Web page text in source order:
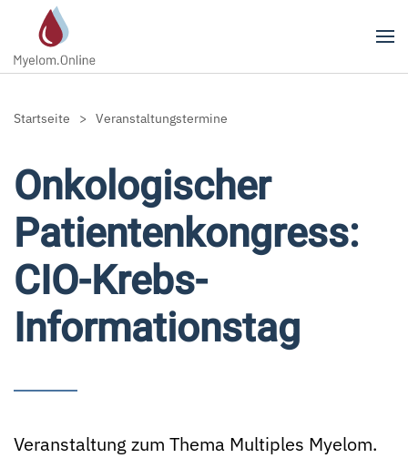
Zum Hauptinhalt springen
Startseite Veranstaltungstermine
Onkologischer
Patientenkongress:
CIO-Krebs-
Informationstag
Veranstaltung zum Thema Multiples Myelom.